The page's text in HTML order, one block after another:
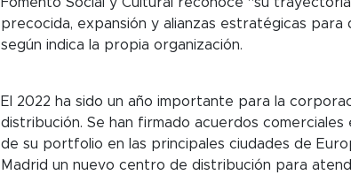
precocida, expansión y alianzas estratégicas
según indica la propia organización.
El 2022 ha sido un año importante para la
distribución. Se han firmado acuerdos
de su portfolio en las principales ciudades de
Madrid un nuevo centro de distribución para